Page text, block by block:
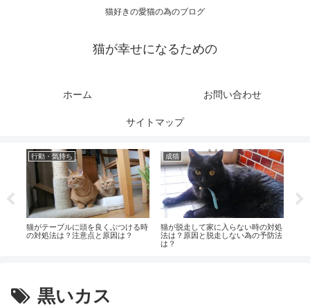
猫好きの愛猫の為のブログ
猫が幸せになるための
ホーム お問い合わせ
サイトマップ
行動・気持ち
猫がテーブルに頭を良くぶつける時
の対処法は？注意点と原因は？
成猫
猫が脱走して家に入らない時の対処
法は？原因と脱走しない為の予防法
は？
黒いカス